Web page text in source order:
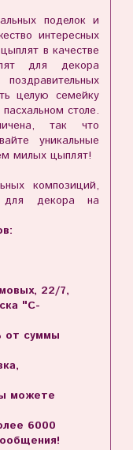
поделок и
интересных
в качестве
для декора
целую семейку
столе.
так что
уникальные
милых цыплят!
композиций,
для декора на
22/7,
"С-
от суммы
можете
6000